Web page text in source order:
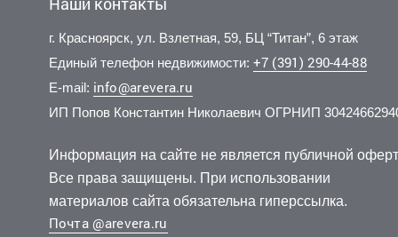
11 500 000 руб. 202 465 руб./м 2
2-комн. 56.8 м 2 эт. из 17
Свердловский, Судостроительная улица 111к1
12
3-комн.
9 600 000 руб. 160 000 руб./м2
2-комн. 60 м 11 эт. из 14
Центральный, Чернышевского улица 98
9 000
2-комн.
г. Красноярск, ул. Взлетная, 59, БЦ “Титан”, 6 этаж
Единый телефон недвижимости: +7 (391) 290-44-88
E-mail: info@arevera.ru
ИП Попов Константин Николаевич ОГРНИП
Информация на сайте не является публичной
Все права защищены. При использовании
материалов сайта обязательна гиперссылка.
Почта @arevera.ru